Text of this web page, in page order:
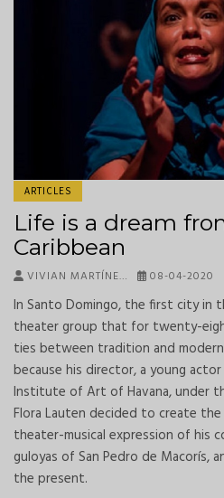
ARTICLES
Life is a dream
Caribbean
VIVIAN MARTÍNE… 08-04-2020
In Santo Domingo, the first city in
theater group that for twenty-
ties between tradition and
because his director, a young
Institute of Art of Havana, under
Flora Lauten decided to create
theater-musical expression of his
guloyas of San Pedro de
the present.